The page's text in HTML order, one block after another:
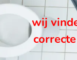
wij